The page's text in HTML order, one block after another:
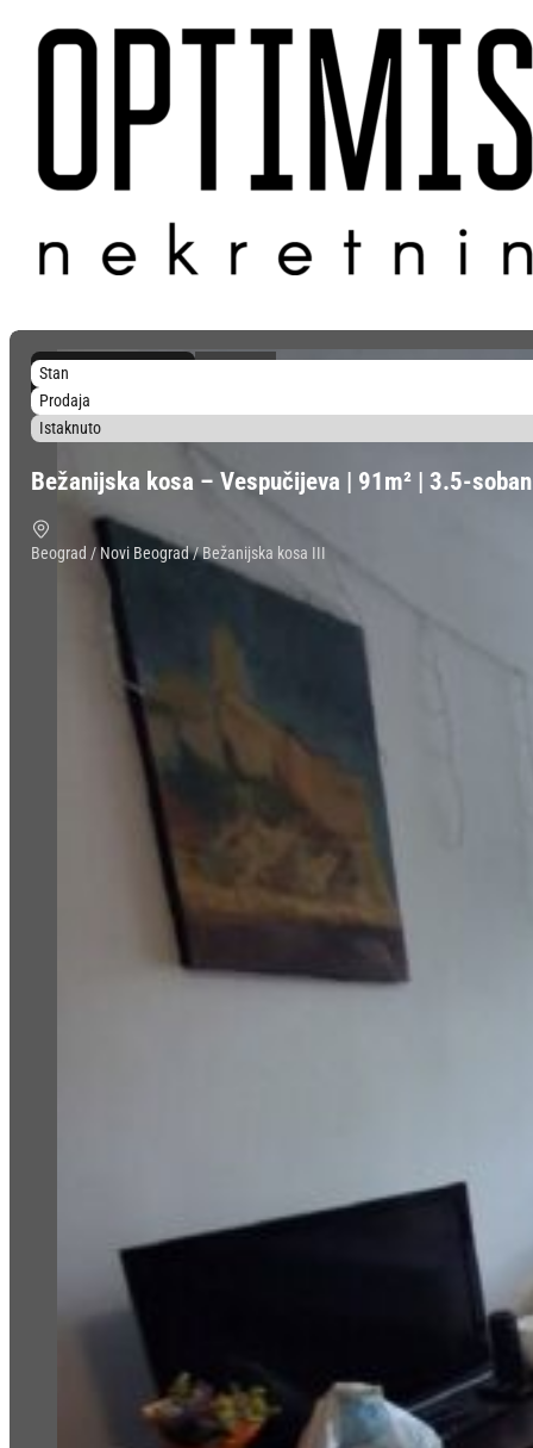
Stan
Prodaja
Istaknuto
Bežanijska kosa – Vespučijeva | 91m² | 3.5-soban
Beograd / Novi Beograd / Bežanijska kosa III
360.000 €